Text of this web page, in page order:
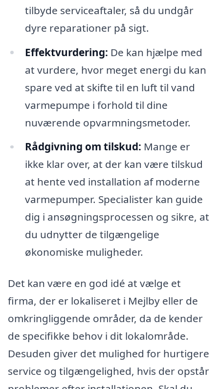
tilbyde serviceaftaler, så du undgår
dyre reparationer på sigt.
Effektvurdering: De kan hjælpe med
at vurdere, hvor meget energi du kan
spare ved at skifte til en luft til vand
varmepumpe i forhold til dine
nuværende opvarmningsmetoder.
Rådgivning om tilskud: Mange er
ikke klar over, at der kan være tilskud
at hente ved installation af moderne
varmepumper. Specialister kan guide
dig i ansøgningsprocessen og sikre, at
du udnytter de tilgængelige
økonomiske muligheder.
Det kan være en god idé at vælge et
firma, der er lokaliseret i Mejlby eller de
omkringliggende områder, da de kender
de specifikke behov i dit lokalområde.
Desuden giver det mulighed for hurtigere
service og tilgængelighed, hvis der opstår